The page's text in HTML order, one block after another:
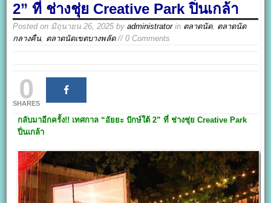
2” ที่ ช่างชุ่ย Creative Park ปิ่นเกล้า
Posted on มิถุนายน 26, 2025 byadministratorin ตลาดนัด, ตลาดนัด
กลางคืน, ตลาดนัดเขตบางพลัด// 0 Comments
0
SHARES
กลับมาอีกครั้ง!! เทศกาล “อัยยะ ปักษ์ใต้ 2” ที่ ช่างชุ่ยCreative Park
ปิ่นเกล้า